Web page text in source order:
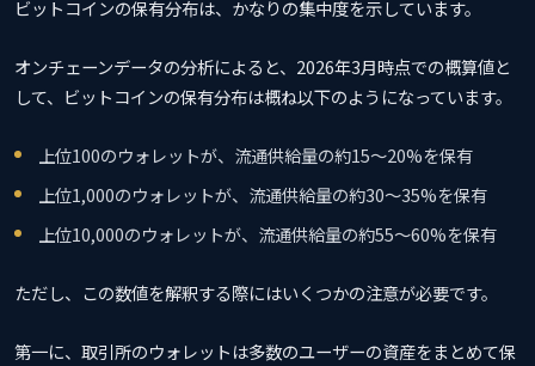
ビットコインの保有分布は、かなりの集中度を示しています。
オンチェーンデータの分析によると、2026年3月時点での概算値と
して、ビットコインの保有分布は概ね以下のようになっています。
上位100のウォレットが、流通供給量の約15〜20%を保有
上位1,000のウォレットが、流通供給量の約30〜35%を保有
上位10,000のウォレットが、流通供給量の約55〜60%を保有
ただし、この数値を解釈する際にはいくつかの注意が必要です。
第一に、取引所のウォレットは多数のユーザーの資産をまとめて保